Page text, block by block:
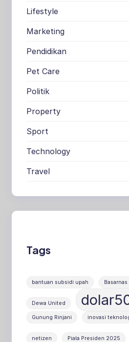
Lifestyle
Marketing
Pendidikan
Pet Care
Politik
Property
Sport
Technology
Travel
Tags
bantuan subsidi upah Basarnas
Dewa United
Gunung Rinjani inovasi
netizen Piala Presiden 2025